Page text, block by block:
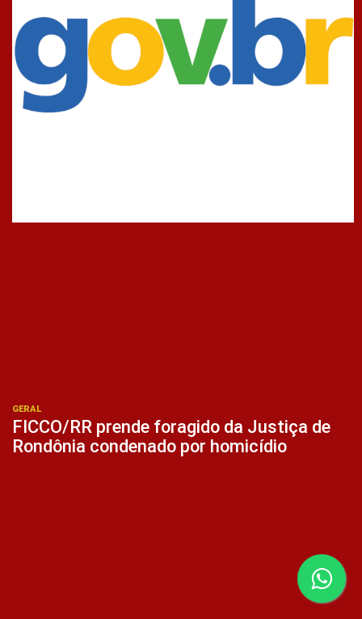
GERAL
FICCO/RR prende foragido da Justiça de
Rondônia condenado por homicídio